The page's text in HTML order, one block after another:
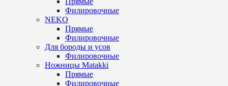
Филировочные
NEKO
Прямые
Филировочные
Для бороды и усов
Филировочные
Ножницы Matakki
Прямые
Филировочные